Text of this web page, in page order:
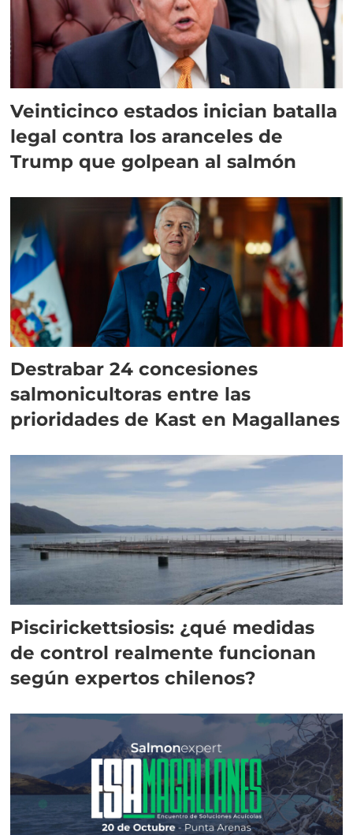
Veinticinco estados inician batalla
legal contra los aranceles de
Trump que golpean al salmón
Destrabar 24 concesiones
salmonicultoras entre las
prioridades de Kast en Magallanes
Piscirickettsiosis: ¿qué medidas
de control realmente funcionan
según expertos chilenos?